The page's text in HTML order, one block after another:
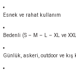
Esnek ve rahat kullanım
Bedenli (S – M – L – XL ve
Günlük, askeri, outdoor ve kış